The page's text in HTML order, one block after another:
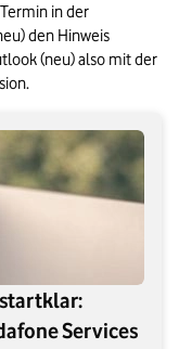
in der
den Hinweis
(neu) also mit der
Services